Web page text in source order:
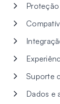
Suporte
Dados e